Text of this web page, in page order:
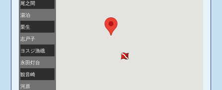
尾之間
湯泊
栗生
志戸子
ヨスジ漁礁
永田灯台
観音崎
河原